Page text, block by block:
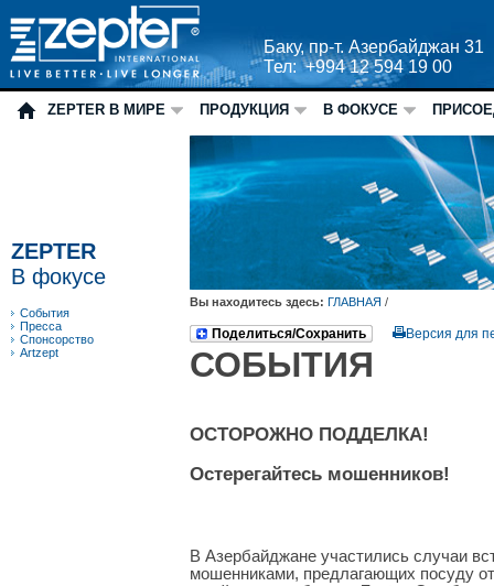
Баку, пр-т. Азербайджан 31
Тел: +994 12 594 19 00
ZEPTER В МИРЕ ПРОДУКЦИЯ В ФОКУСЕ
ZEPTER
В фокусе
События
Пресса
Спонсорство
Artzept
Вы находитесь здесь: ГЛАВНАЯ /
Поделиться/Сохранить Версия для
СОБЫТИЯ
ОСТОРОЖНО ПОДДЕЛКА!
Остерегайтесь мошенников!
В Азербайджане участились случаи
мошенниками, предлагающих посуду от